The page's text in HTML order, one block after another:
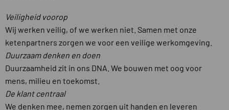
Veiligheid voorop
Wij werken veilig, of we werken niet. Samen met onze
ketenpartners zorgen we voor een veilige werkomgeving.
Duurzaam denken en doen
Duurzaamheid zit in ons DNA. We bouwen met oog voor
mens, milieu en toekomst.
De klant centraal
We denken mee, nemen zorgen uit handen en leveren